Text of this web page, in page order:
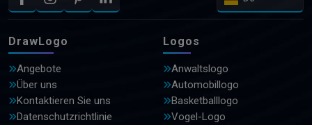
DrawLogo
Angebote
Über uns
Kontaktieren Sie uns
Datenschutzrichtlinie
Logos
Anwaltslogo
Automobillogo
Basketballlogo
Vogel-Logo